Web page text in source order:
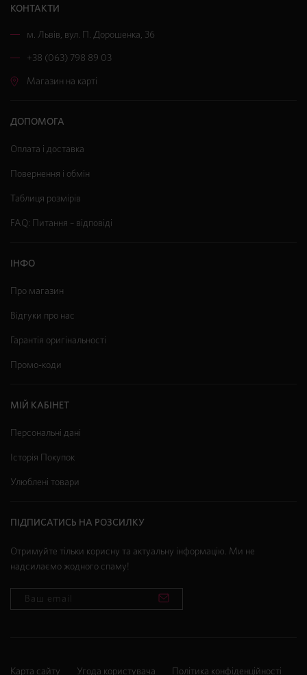
КОНТАКТИ
м. Львів, вул. П. Дорошенка, 36
+38 (063) 798 89 03
Магазин на карті
ДОПОМОГА
Оплата і доставка
Повернення і обмін
Таблиця розмірів
FAQ: Питання – відповіді
ІНФО
Про магазин
Відгуки про нас
Гарантія оригінальності
Промо-коди
МІЙ КАБІНЕТ
Персональні дані
Історія Покупок
Улюблені товари
ПІДПИСАТИСЬ НА РОЗСИЛКУ
Отримуйте тільки корисну та актуальну інформацію. Ми не
надсилаємо жодного спаму!
Карта сайту Угода користувача Політика конфіденційності